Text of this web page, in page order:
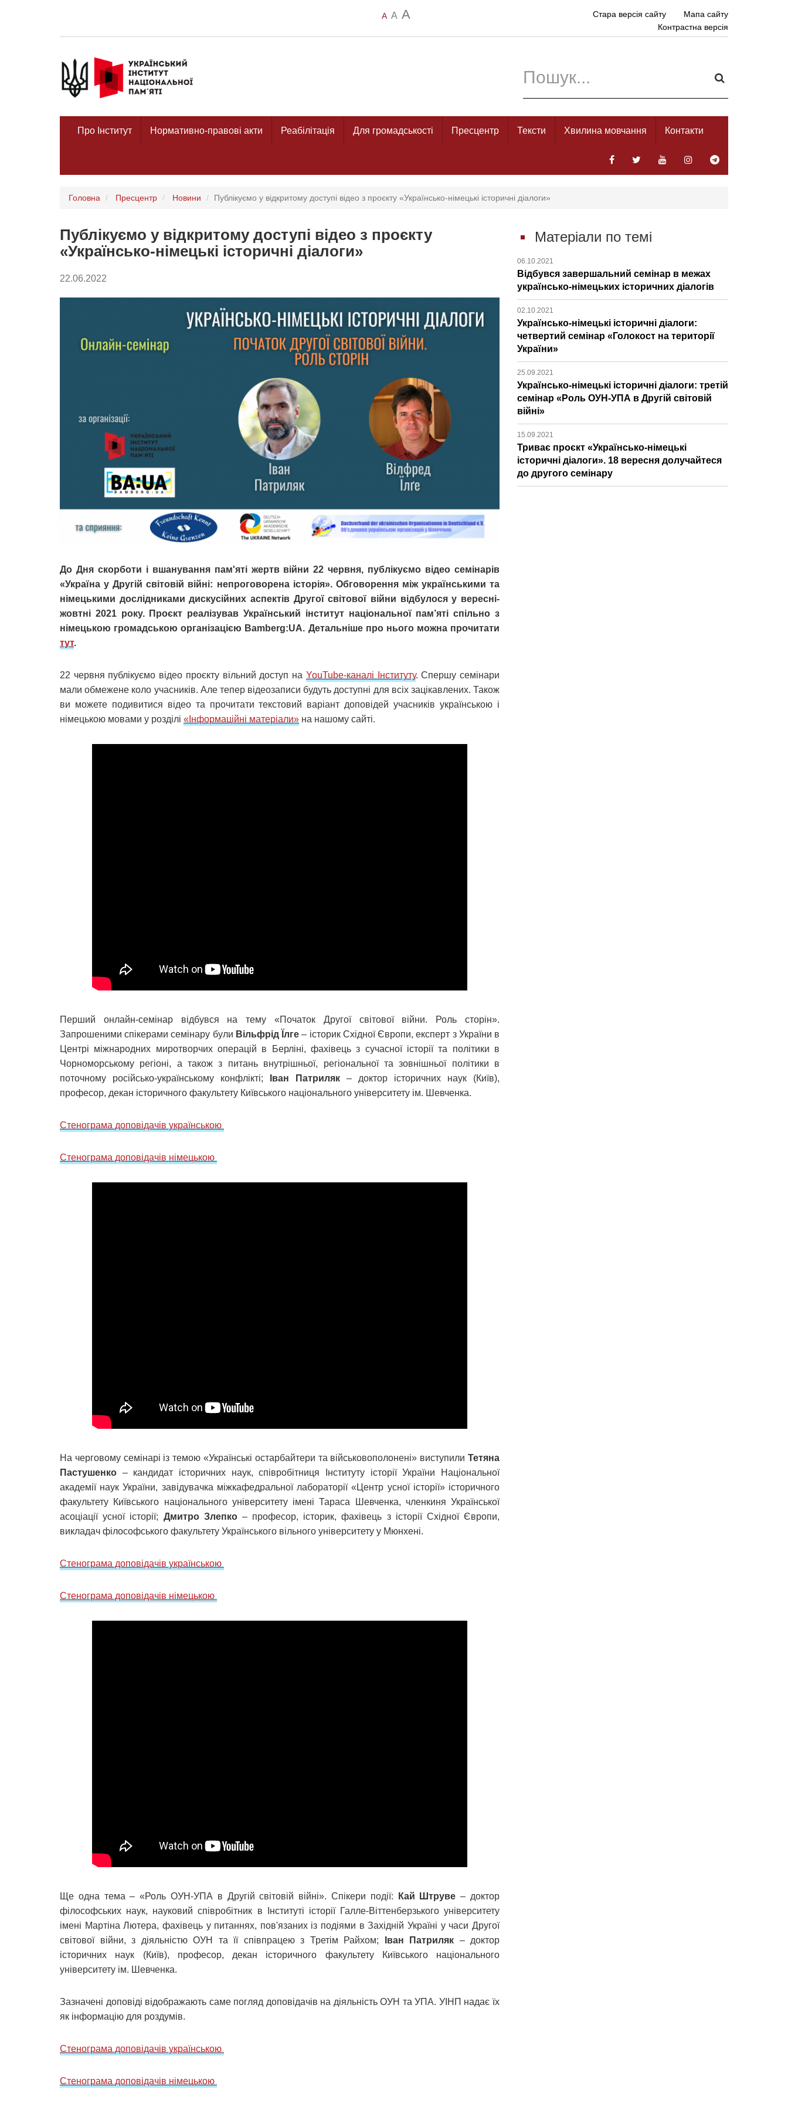
A A A Стара версія сайту
Мапа сайту
Контрастна версія
Про Інститут Нормативно-правові акти Реабілітація Для громадськості Пресцентр Тексти Хвилина мовчання Контакти
Головна Пресцентр Новини Публікуємо у відкритому доступі відео з проєкту «Українсько-німецькі історичні діалоги»
Публікуємо у відкритому доступі відео з проєкту
«Українсько-німецькі історичні діалоги»
22.06.2022
До Дня скорботи і вшанування пам'яті жертв війни 22 червня, публікуємо відео семінарів
«Україна у Другій світовій війні: непроговорена історія». Обговорення між українськими та
німецькими дослідниками дискусійних аспектів Другої світової війни відбулося у вересні-
жовтні 2021 року. Проєкт реалізував Український інститут національної пам’яті спільно з
німецькою громадською організацією Bamberg:UA. Детальніше про нього можна прочитати
тут.
22 червня публікуємо відео проєкту вільний доступ на YouTube-каналі Інституту. Спершу семінари
мали обмежене коло учасників. Але тепер відеозаписи будуть доступні для всіх зацікавлених. Також
ви можете подивитися відео та прочитати текстовий варіант доповідей учасників українською і
німецькою мовами у розділі «Інформаційні матеріали» на нашому сайті.
Перший онлайн-семінар відбувся на тему «Початок Другої світової війни. Роль сторін».
Запрошеними спікерами семінару були Вільфрід Їлге – історик Східної Європи, експерт з України в
Центрі міжнародних миротворчих операцій в Берліні, фахівець з сучасної історії та політики в
Чорноморському регіоні, а також з питань внутрішньої, регіональної та зовнішньої політики в
поточному російсько-українському конфлікті;
Іван Патриляк – доктор історичних наук (Київ),
професор, декан історичного факультету Київського національного університету ім. Шевченка.
Стенограма доповідачів українською
Стенограма доповідачів німецькою
На черговому семінарі із темою «Українські остарбайтери та військовополонені» виступили Тетяна
Пастушенко – кандидат історичних наук, співробітниця Інституту історії України Національної
академії наук України, завідувачка міжкафедральної лабораторії «Центр усної історії» історичного
факультету Київського національного університету імені Тараса Шевченка, членкиня Української
асоціації усної історії; Дмитро Злепко– професор, історик, фахівець з історії Східної Європи,
викладач філософського факультету Українського вільного університету у Мюнхені.
Стенограма доповідачів українською
Стенограма доповідачів німецькою
Ще одна тема – «Роль ОУН-УПА в Другій світовій війні». Спікери події: Кай Штруве – доктор
філософських наук, науковий співробітник в Інституті історії Галле-Віттенберзького університету
імені Мартіна Лютера, фахівець у питаннях, пов'язаних із подіями в Західній Україні у часи Другої
світової війни, з діяльністю ОУН та її співпрацею з Третім Райхом;
Іван Патриляк – доктор
історичних наук (Київ), професор, декан історичного факультету Київського національного
університету ім. Шевченка.
Зазначені доповіді відображають саме погляд доповідачів на діяльність ОУН та УПА. УІНП надає їх
як інформацію для роздумів.
Стенограма доповідачів українською
Стенограма доповідачів німецькою
Матеріали по темі
06.10.2021
Відбувся завершальний семінар в межах
українсько-німецьких історичних діалогів
02.10.2021
Українсько-німецькі історичні діалоги:
четвертий семінар «Голокост на території
України»
25.09.2021
Українсько-німецькі історичні діалоги: третій
семінар «Роль ОУН-УПА в Другій світовій
війні»
15.09.2021
Триває проєкт «Українсько-німецькі
історичні діалоги». 18 вересня долучайтеся
до другого семінару